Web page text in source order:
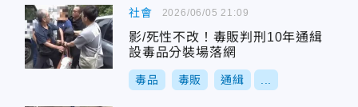
社會
影/死性不改！毒販判刑10年通緝
設毒品分裝場落網
毒品 毒販 通緝
2026/06/05 21:09